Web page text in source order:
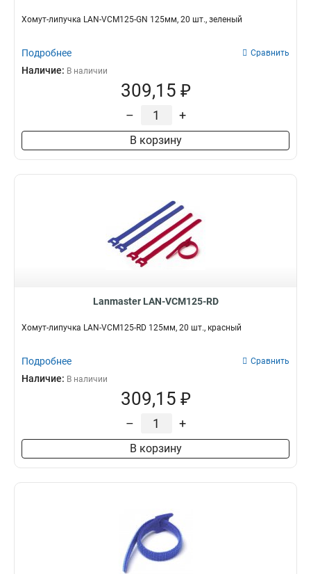
Хомут-липучка LAN-VCM125-GN 125мм, 20 шт., зеленый
Подробнее Сравнить
Наличие: В наличии
309,15 ₽
– +
В корзину
Lanmaster LAN-VCM125-RD
Хомут-липучка LAN-VCM125-RD 125мм, 20 шт., красный
Подробнее Сравнить
Наличие: В наличии
309,15 ₽
– +
В корзину